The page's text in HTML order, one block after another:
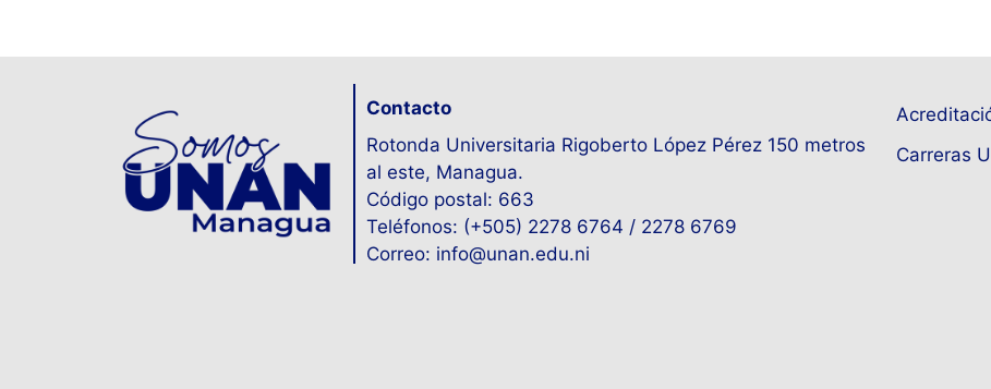
Contacto
Rotonda Universitaria Rigoberto López Pérez 150 metros
al este, Managua.
Código postal: 663
Teléfonos: (+505) 2278 6764 / 2278 6769
Correo: info@unan.edu.ni
Carreras